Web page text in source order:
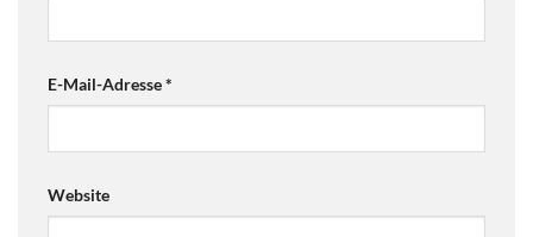
E-Mail-Adresse*
Website